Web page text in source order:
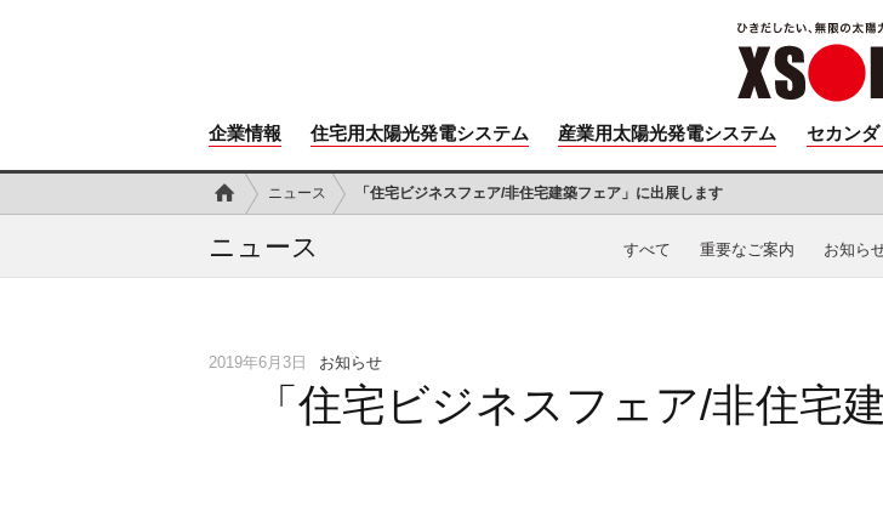
企業情報 住宅用太陽光発電システム 産業用太陽光発電システム セカン
ニュース 「住宅ビジネスフェア/非住宅建築フェア」に出展します
ニュース すべて 重要なご案内 お知ら
2019年6月3日 お知らせ
「住宅ビジネスフェア/非住宅